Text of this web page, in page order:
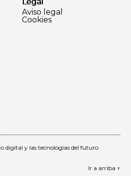
Aviso legal
Cookies
digital y las tecnologías del futuro
Ir a arriba ↑